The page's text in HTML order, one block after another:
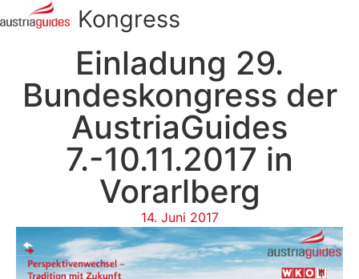
Kongress
Einladung 29.
Bundeskongress der
AustriaGuides
7.-10.11.2017 in
Vorarlberg
14. Juni 2017